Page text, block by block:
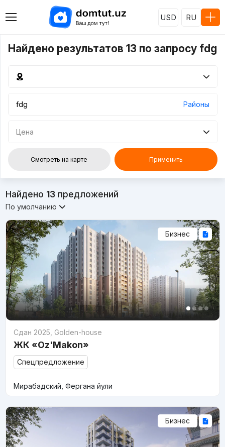
USD RU
Найдено результатов 13 по запросу fdg
Районы
Цена
Смотреть на карте Применить
Найдено 13предложений
По умолчанию
Бизнес
Сдан 2025 Golden-house
ЖК «Oz'Makon»
Спецпредложение
Мирабадский, Фергана йули
Бизнес